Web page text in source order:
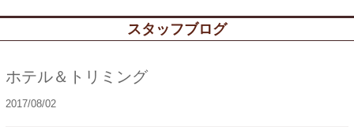
スタッフブログ
ホテル＆トリミング
2017/08/02